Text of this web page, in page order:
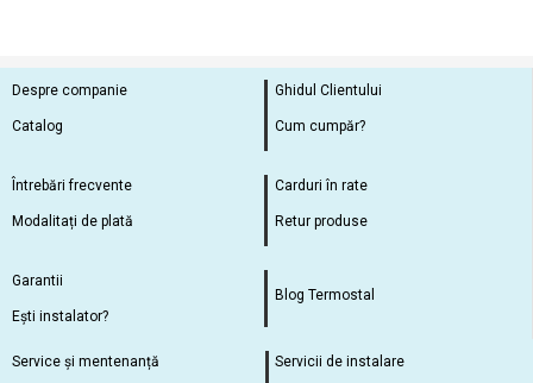
Despre companie
Catalog
Ghidul Clientului
Cum cumpăr?
Întrebări frecvente
Modalitați de plată
Carduri în rate
Retur produse
Garantii
Ești instalator?
Blog Termostal
Service și mentenanță Servicii de instalare